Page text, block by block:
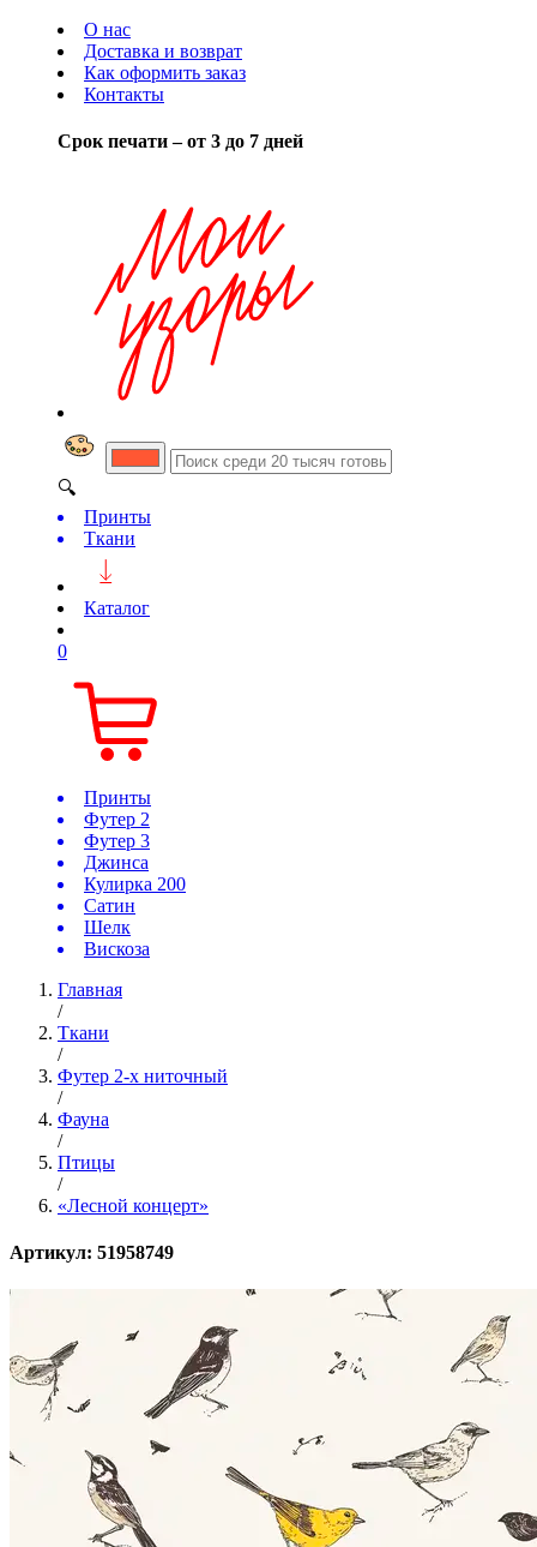
О нас
Доставка и возврат
Как оформить заказ
Контакты
Срок печати – от 3 до 7 дней
🔍
Принты
Ткани
Каталог
0
Принты
Футер 2
Футер 3
Джинса
Кулирка 200
Сатин
Шелк
Вискоза
Главная
/
Ткани
/
Футер 2-х ниточный
/
Фауна
/
Птицы
/
«Лесной концерт»
Артикул: 51958749